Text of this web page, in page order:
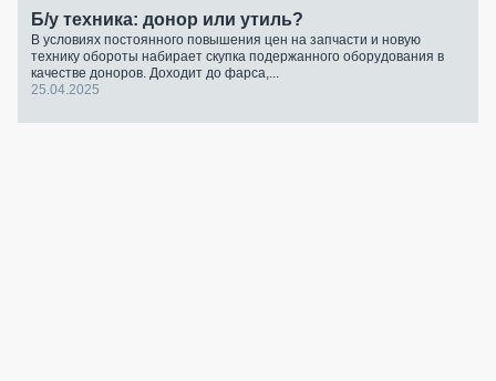
Б/у техника: донор или утиль?
В условиях постоянного повышения цен на запчасти и новую
технику обороты набирает скупка подержанного оборудования в
качестве доноров. Доходит до фарса,...
25.04.2025